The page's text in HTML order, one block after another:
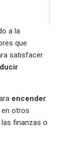
a la
que
satisfacer
encender
en otros
finanzas o